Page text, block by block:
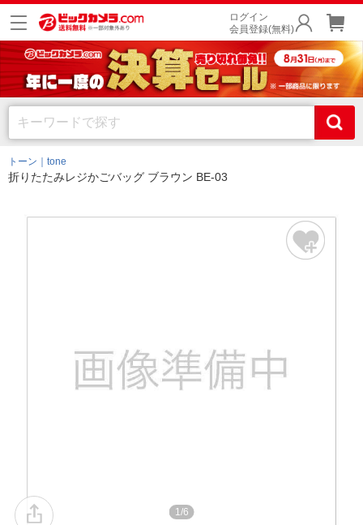
ログイン
会員登録(無料)
トーン｜tone
折りたたみレジかごバッグ ブラウン BE-03
1/6